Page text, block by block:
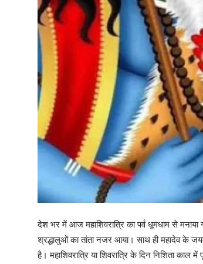
देश भर में आज महाशिवरात्रि का पर्व धूमधाम से
श्रद्धालुओं का तांता नजर आया। साथ ही महादेव के
है। महाशिवरात्रि या शिवरात्रि के दिन निशिता